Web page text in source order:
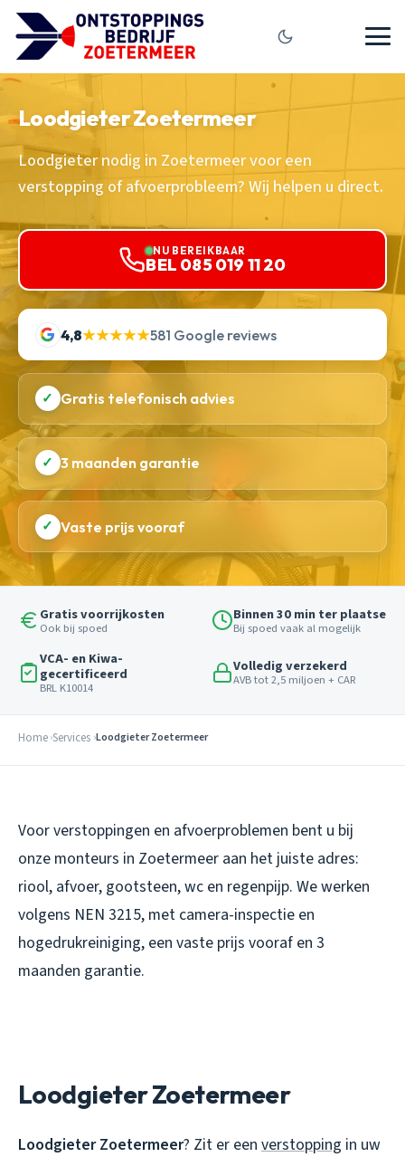
Loodgieter Zoetermeer
Loodgieter nodig in Zoetermeer voor een
verstopping of afvoerprobleem? Wij helpen u direct.
NU BEREIKBAAR
BEL 085 019 11 20
4,8★★★★★581 Google reviews
✓ Gratis telefonisch advies
✓ 3 maanden garantie
✓ Vaste prijs vooraf
Gratis voorrijkosten
Ook bij spoed
Binnen 30 min ter plaatse
Bij spoed vaak al mogelijk
VCA- en Kiwa-
gecertificeerd
BRL K10014
Volledig verzekerd
AVB tot 2,5 miljoen + CAR
Home Services Loodgieter Zoetermeer
Voor verstoppingen en afvoerproblemen bent u bij
onze monteurs in Zoetermeer aan het juiste adres:
riool, afvoer, gootsteen, wc en regenpijp. We werken
volgens NEN 3215, met camera-inspectie en
hogedrukreiniging, een vaste prijs vooraf en 3
maanden garantie.
Loodgieter Zoetermeer
Loodgieter Zoetermeer? Zit er een verstopping in uw